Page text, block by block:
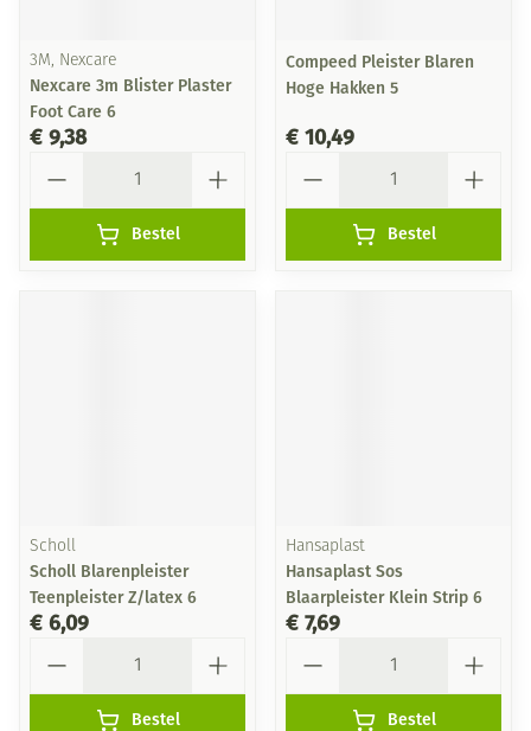
3M, Nexcare
Nexcare 3m Blister Plaster
Foot Care 6
€ 9,38
Bestel
Compeed Pleister Blaren
Hoge Hakken 5
€ 10,49
Bestel
Scholl
Scholl Blarenpleister
Teenpleister Z/latex 6
€ 6,09
Bestel
Hansaplast
Hansaplast Sos
Blaarpleister Klein Strip 6
€ 7,69
Bestel